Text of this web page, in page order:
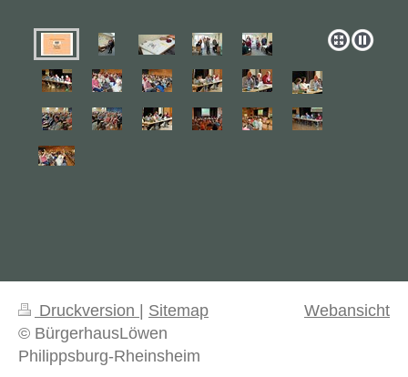
Druckversion
Sitemap
© BürgerhausLöwen
Philippsburg-Rheinsheim
Webansicht